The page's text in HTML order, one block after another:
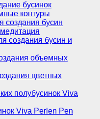
бусинок
контуры
создания бусин
создания бусин и
объемных
цветных
полубусинок Viva
Viva Perlen Pen